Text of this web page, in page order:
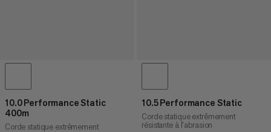
10.0 Performance Static
400m
Corde statique extrêmement
10.5 Performance Static
Corde statique extrêmement
résistante à l’abrasion